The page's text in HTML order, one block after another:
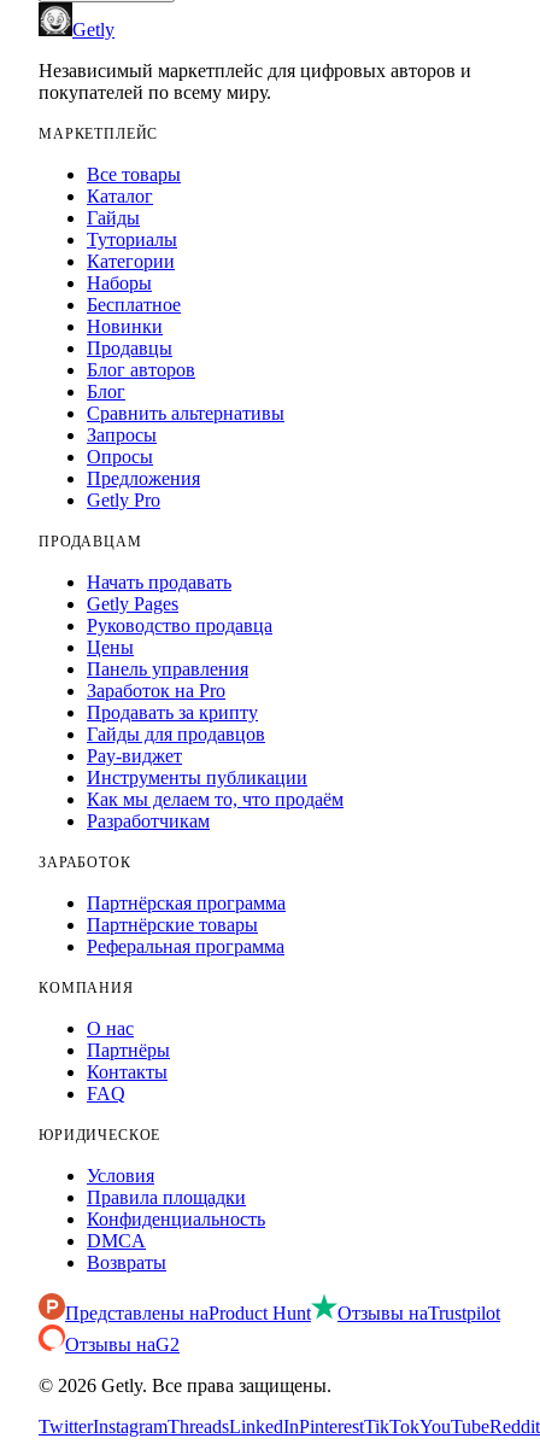
Getly
Независимый маркетплейс для цифровых авторов и
покупателей по всему миру.
МАРКЕТПЛЕЙС
Все товары
Каталог
Гайды
Туториалы
Категории
Наборы
Бесплатное
Новинки
Продавцы
Блог авторов
Блог
Сравнить альтернативы
Запросы
Опросы
Предложения
Getly Pro
ПРОДАВЦАМ
Начать продавать
Getly Pages
Руководство продавца
Цены
Панель управления
Заработок на Pro
Продавать за крипту
Гайды для продавцов
Pay-виджет
Инструменты публикации
Как мы делаем то, что продаём
Разработчикам
ЗАРАБОТОК
Партнёрская программа
Партнёрские товары
Реферальная программа
КОМПАНИЯ
О нас
Партнёры
Контакты
FAQ
ЮРИДИЧЕСКОЕ
Условия
Правила площадки
Конфиденциальность
DMCA
Возвраты
Представлены наProduct Hunt Отзывы наTrustpilot
Отзывы наG2
© 2026 Getly. Все права защищены.
TwitterInstagramThreadsLinkedInPinterestTikTokYouTubeReddit